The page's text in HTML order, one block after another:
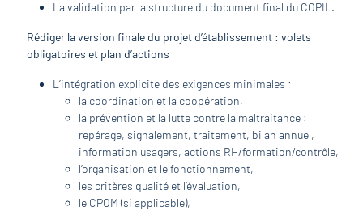
La validation par la structure du document final du COPIL.
Rédiger la version finale du projet d’établissement : volets
obligatoires et plan d’actions
L’intégration explicite des exigences minimales :
la coordination et la coopération,
la prévention et la lutte contre la maltraitance :
repérage, signalement, traitement, bilan annuel,
information usagers, actions RH/formation/contrôle,
l’organisation et le fonctionnement,
les critères qualité et l’évaluation,
le CPOM (si applicable),